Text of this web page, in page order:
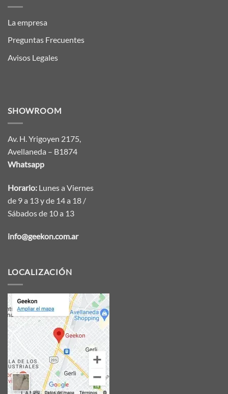
La empresa
Preguntas Frecuentes
Avisos Legales
SHOWROOM
Av. H. Yrigoyen 2175,
Avellaneda – B1874
Whatsapp
Horario: Lunes a Viernes
de 9 a 13 y de 14 a 18 /
Sábados de 10 a 13
info@geekon.com.ar
LOCALIZACIÓN